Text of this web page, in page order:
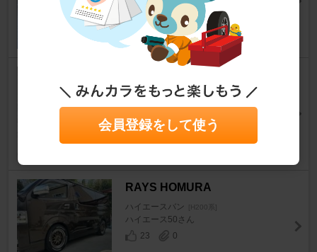
みかこうさん
17
0
ハイエースバン [H200系]
しゅんちゃん！！さん
34
RAYS HOMURA
ハイエースバン [H200系]
ハイエース50さん
23
0
会員登録をして使う